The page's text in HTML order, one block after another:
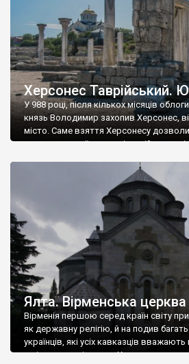
Херсонес Таврійський.
У 988 році, після кількох місяців
князь Володимир захопив Херсонес,
місто. Саме взяття Херсонесу
диктувати свої умови візантійському
Херсонесі Володимир-язичник, став
А потім було Хрещення Русі. На честь
Ялта. Вірменська церква
Вірменія першою серед країн світу
як державну релігію, й на подив
українців, які усіх кавказців
є відданими вірянами Христа